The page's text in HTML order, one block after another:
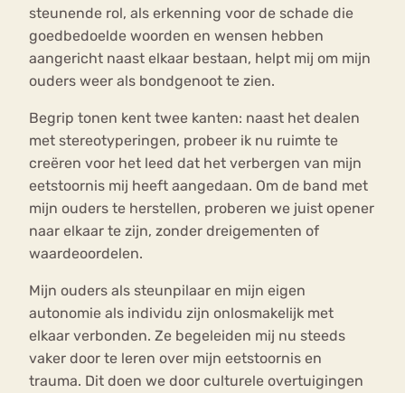
steunende rol, als erkenning voor de schade die
goedbedoelde woorden en wensen hebben
aangericht naast elkaar bestaan, helpt mij om mijn
ouders weer als bondgenoot te zien.
Begrip tonen kent twee kanten: naast het dealen
met stereotyperingen, probeer ik nu ruimte te
creëren voor het leed dat het verbergen van mijn
eetstoornis mij heeft aangedaan. Om de band met
mijn ouders te herstellen, proberen we juist opener
naar elkaar te zijn, zonder dreigementen of
waardeoordelen.
Mijn ouders als steunpilaar en mijn eigen
autonomie als individu zijn onlosmakelijk met
elkaar verbonden. Ze begeleiden mij nu steeds
vaker door te leren over mijn eetstoornis en
trauma. Dit doen we door culturele overtuigingen